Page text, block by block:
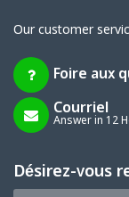
Our customer
Foire aux
Courriel
Answer in 12
Désirez-vous